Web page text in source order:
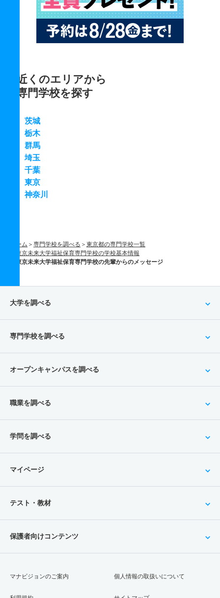
近くのエリアから
専門学校を探す
茨城
栃木
群馬
埼玉
千葉
東京
神奈川
ホーム 専門学校を調べる
東京都の専門学校一覧
東京未来大学福祉保育専門学校の学校基本情報
東京未来大学福祉保育専門学校の先輩からのメッセージ
大学を調べる
専門学校を調べる
オープンキャンパスを調べる
職業を調べる
学問を調べる
マイページ
テスト・教材
保護者向けコンテンツ
マナビジョンのご案内 個人情報の取扱いについて